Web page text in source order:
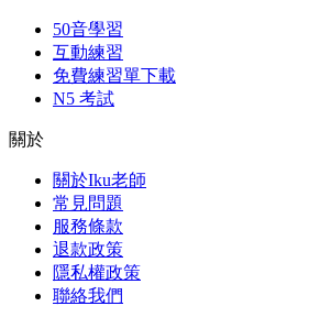
50音學習
互動練習
免費練習單下載
N5 考試
關於
關於Iku老師
常見問題
服務條款
退款政策
隱私權政策
聯絡我們